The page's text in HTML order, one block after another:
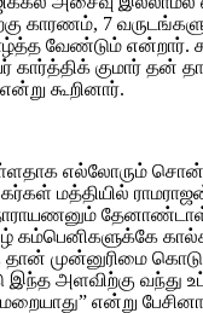
காரணம், 7
வேண்டும் என்றார்.
குமார் தன்
கூறினார்.
எல்லோரும்
மத்தியில்
நாராயணனும்
கம்பெனிகளுக்கே
முன்னுரிமை
அளவிற்கு வந்து
என்று